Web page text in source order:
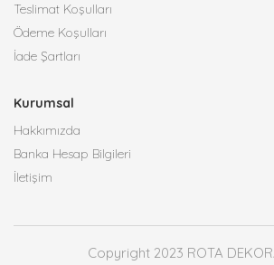
Teslimat Koşulları
Ödeme Koşulları
İade Şartları
Kurumsal
Hakkımızda
Banka Hesap Bilgileri
İletişim
Copyright 2023 ROTA